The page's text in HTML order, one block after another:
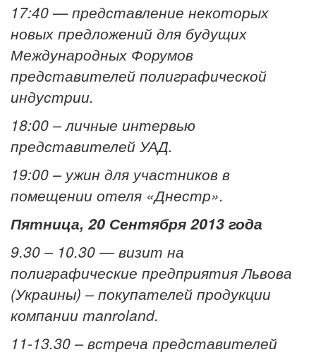
17:40 — представление некоторых
новых предложений для будущих
Международных Форумов
представителей полиграфической
индустрии.
18:00 – личные интервью
представителей УАД.
19:00 – ужин для участников в
помещении отеля «Днестр».
Пятница, 20 Сентября 2013 года
9.30 – 10.30 — визит на
полиграфические предприятия Львова
(Украины) – покупателей продукции
компании manroland.
11-13.30 – встреча представителей